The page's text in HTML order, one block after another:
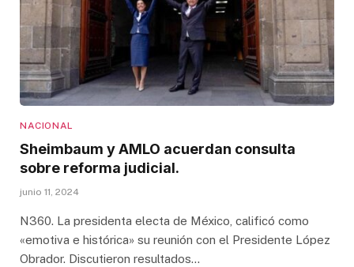
NACIONAL
Sheimbaum y AMLO acuerdan consulta
sobre reforma judicial.
junio 11, 2024
N360. La presidenta electa de México, calificó como
«emotiva e histórica» su reunión con el Presidente López
Obrador. Discutieron resultados…